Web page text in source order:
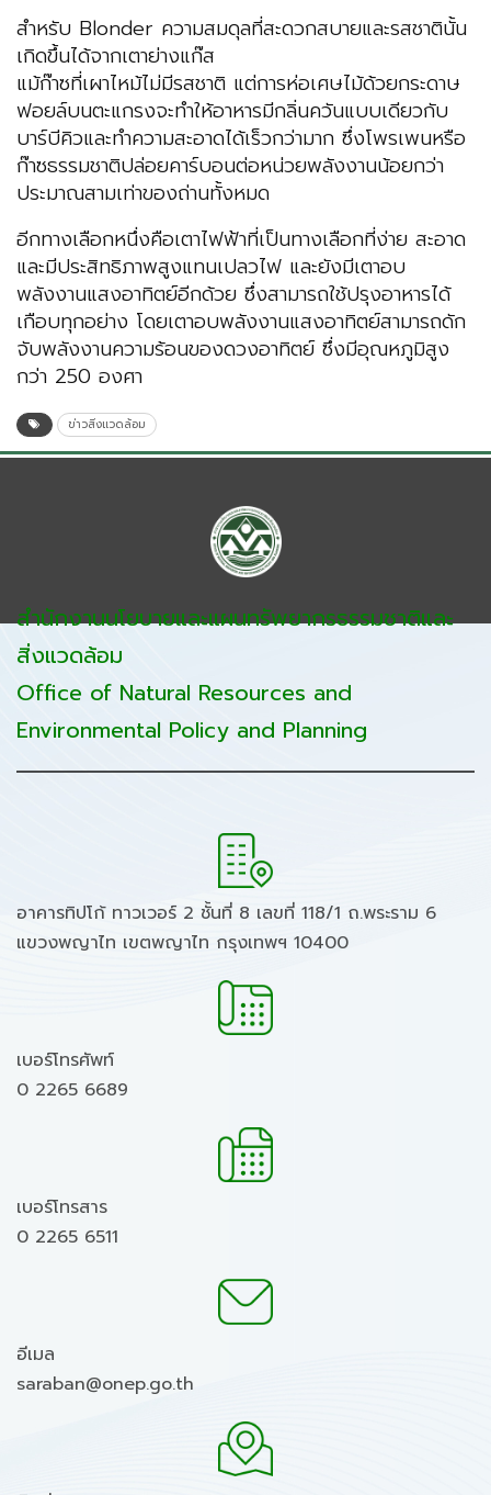
สำหรับ Blonder ความสมดุลที่สะดวกสบายและรสชาตินั้น
เกิดขึ้นได้จากเตาย่างแก๊ส
แม้ก๊าซที่เผาไหม้ไม่มีรสชาติ แต่การห่อเศษไม้ด้วยกระดาษ
ฟอยล์บนตะแกรงจะทำให้อาหารมีกลิ่นควันแบบเดียวกับ
บาร์บีคิวและทำความสะอาดได้เร็วกว่ามาก ซึ่งโพรเพนหรือ
ก๊าซธรรมชาติปล่อยคาร์บอนต่อหน่วยพลังงานน้อยกว่า
ประมาณสามเท่าของถ่านทั้งหมด
อีกทางเลือกหนึ่งคือเตาไฟฟ้าที่เป็นทางเลือกที่ง่าย สะอาด
และมีประสิทธิภาพสูงแทนเปลวไฟ และยังมีเตาอบ
พลังงานแสงอาทิตย์อีกด้วย ซึ่งสามารถใช้ปรุงอาหารได้
เกือบทุกอย่าง โดยเตาอบพลังงานแสงอาทิตย์สามารถดัก
จับพลังงานความร้อนของดวงอาทิตย์ ซึ่งมีอุณหภูมิสูง
กว่า 250 องศา
ข่าวสิ่งแวดล้อม
สำนักงานนโยบายและแผนทรัพยากรธรรมชาติและ
สิ่งแวดล้อม
Office of Natural Resources and
Environmental Policy and Planning
อาคารทิปโก้ ทาวเวอร์ 2 ชั้นที่ 8 เลขที่ 118/1 ถ.พระราม 6
แขวงพญาไท เขตพญาไท กรุงเทพฯ 10400
เบอร์โทรศัพท์
0 2265 6689
เบอร์โทรสาร
0 2265 6511
อีเมล
saraban@onep.go.th